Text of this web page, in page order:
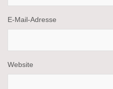
E-Mail-Adresse
Website